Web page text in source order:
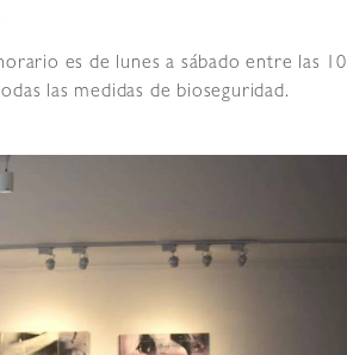
es de lunes a sábado entre las 10
las medidas de bioseguridad.